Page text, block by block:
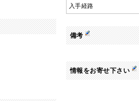
入手経路
備考
情報をお寄せ下さい